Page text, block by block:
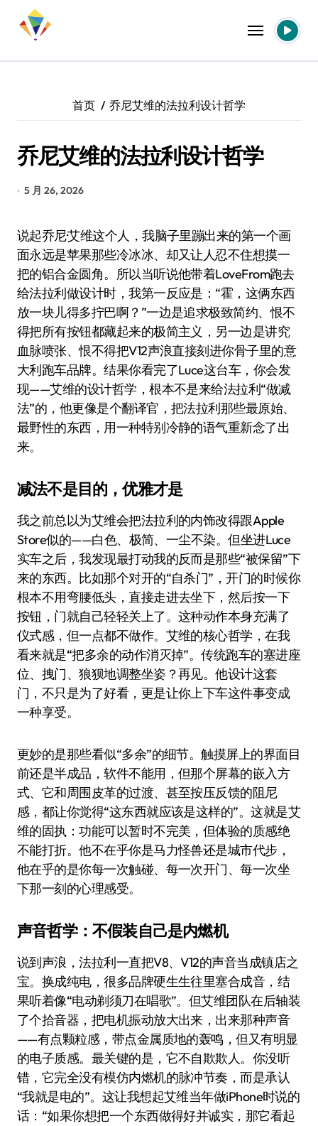
首页 乔尼艾维的法拉利设计哲学
乔尼艾维的法拉利设计哲学
5 月 26, 2026
说起乔尼·艾维这个人，我脑子里蹦出来的第一个画
面永远是苹果那些冷冰冰、却又让人忍不住想摸一
把的铝合金圆角。所以当听说他带着LoveFrom跑去
给法拉利做设计时，我第一反应是：“霍，这俩东西
放一块儿得多拧巴啊？”一边是追求极致简约、恨不
得把所有按钮都藏起来的极简主义，另一边是讲究
血脉喷张、恨不得把V12声浪直接刻进你骨子里的意
大利跑车品牌。结果你看完了Luce这台车，你会发
现——艾维的设计哲学，根本不是来给法拉利“做减
法”的，他更像是个翻译官，把法拉利那些最原始、
最野性的东西，用一种特别冷静的语气重新念了出
来。
减法不是目的，优雅才是
我之前总以为艾维会把法拉利的内饰改得跟Apple
Store似的——白色、极简、一尘不染。但坐进Luce
实车之后，我发现最打动我的反而是那些“被保留”下
来的东西。比如那个对开的“自杀门”，开门的时候你
根本不用弯腰低头，直接走进去坐下，然后按一下
按钮，门就自己轻轻关上了。这种动作本身充满了
仪式感，但一点都不做作。艾维的核心哲学，在我
看来就是“把多余的动作消灭掉”。传统跑车的塞进座
位、拽门、狼狈地调整坐姿？再见。他设计这套
门，不只是为了好看，更是让你上下车这件事变成
一种享受。
更妙的是那些看似“多余”的细节。触摸屏上的界面目
前还是半成品，软件不能用，但那个屏幕的嵌入方
式、它和周围皮革的过渡、甚至按压反馈的阻尼
感，都让你觉得“这东西就应该是这样的”。这就是艾
维的固执：功能可以暂时不完美，但体验的质感绝
不能打折。他不在乎你是马力怪兽还是城市代步，
他在乎的是你每一次触碰、每一次开门、每一次坐
下那一刻的心理感受。
声音哲学：不假装自己是内燃机
说到声浪，法拉利一直把V8、V12的声音当成镇店之
宝。换成纯电，很多品牌硬生生往里塞合成音，结
果听着像“电动剃须刀在唱歌”。但艾维团队在后轴装
了个拾音器，把电机振动放大出来，出来那种声音
——有点颗粒感，带点金属质地的轰鸣，但又有明显
的电子质感。最关键的是，它不自欺欺人。你没听
错，它完全没有模仿内燃机的脉冲节奏，而是承认
“我就是电的”。这让我想起艾维当年做iPhone时说的
话：“如果你想把一个东西做得好并诚实，那它看起